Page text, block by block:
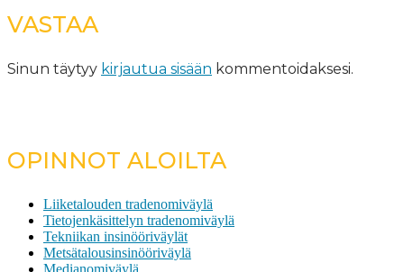
VASTAA
Sinun täytyy kirjautua sisään kommentoidaksesi.
OPINNOT ALOILTA
Liiketalouden tradenomiväylä
Tietojenkäsittelyn tradenomiväylä
Tekniikan insinööriväylät
Metsätalousinsinööriväylä
Medianomiväylä